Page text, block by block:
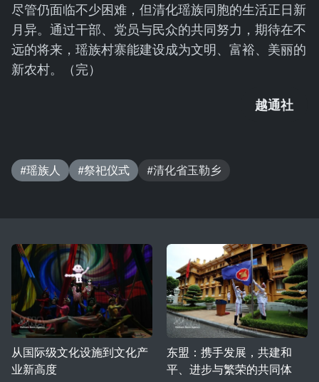
尽管仍面临不少困难，但清化瑶族同胞的生活正日新
月异。通过干部、党员与民众的共同努力，期待在不
远的将来，瑶族村寨能建设成为文明、富裕、美丽的
新农村。（完）
越通社
#瑶族人 #祭祀仪式 #清化省玉勒乡
从国际级文化设施到文化产
业新高度
东盟：携手发展，共建和
平、进步与繁荣的共同体